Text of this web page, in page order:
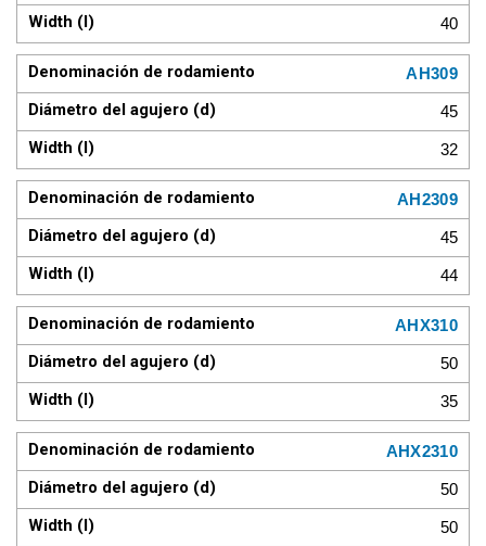
40
AH309
45
32
AH2309
45
44
AHX310
50
35
AHX2310
50
50